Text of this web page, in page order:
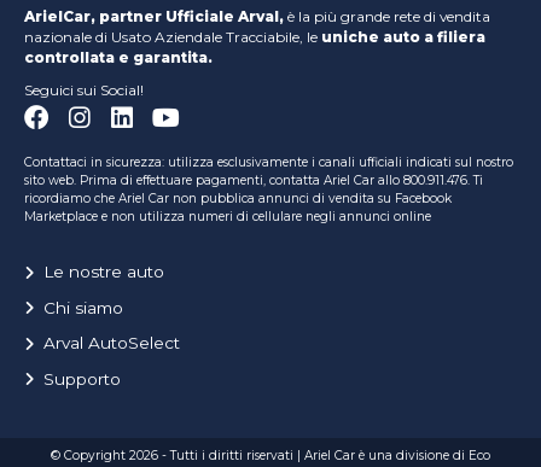
ArielCar, partner Ufficiale Arval, è la più grande rete di vendita
nazionale di Usato Aziendale Tracciabile, le uniche auto a filiera
controllata e garantita.
Seguici sui Social!
Contattaci in sicurezza: utilizza esclusivamente i canali ufficiali indicati sul nostro
sito web. Prima di effettuare pagamenti, contatta Ariel Car allo 800.911.476. Ti
ricordiamo che Ariel Car non pubblica annunci di vendita su Facebook
Marketplace e non utilizza numeri di cellulare negli annunci online
Le nostre auto
Chi siamo
Arval AutoSelect
Supporto
© Copyright 2026 - Tutti i diritti riservati | Ariel Car è una divisione di Eco